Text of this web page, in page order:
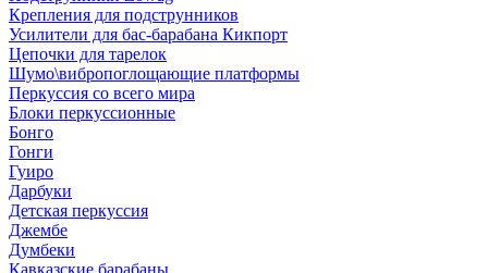
Крепления для подструнников
Усилители для бас-барабана Кикпорт
Цепочки для тарелок
Шумо\вибропоглощающие платформы
Перкуссия со всего мира
Блоки перкуссионные
Бонго
Гонги
Гуиро
Дарбуки
Детская перкуссия
Джембе
Думбеки
Кавказские барабаны